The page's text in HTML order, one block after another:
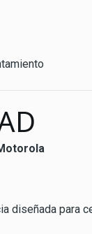
diseñada para